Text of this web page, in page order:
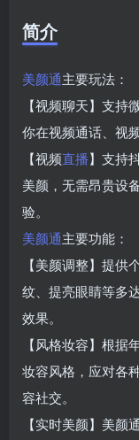
简介
美颜通主要玩法：
【视频聊天】支
你在视频通话、视
【视频直播】支持
美颜，无需昂贵设
验。
美颜通主要功能：
【美颜调整】提
纹、提亮眼睛等多
效果。
【风格妆容】根
妆容风格，应对各
容社交。
【实时美颜】美